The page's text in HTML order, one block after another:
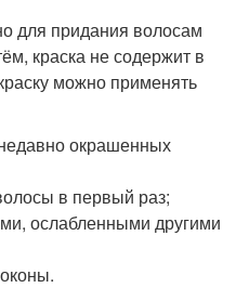
для придания волосам
краска не содержит в
можно применять
окрашенных
в первый раз;
ослабленными другими